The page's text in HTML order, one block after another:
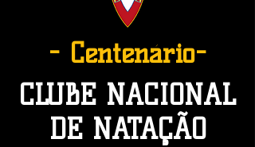
- Centenário-
CLUBE NACIONAL
DE NATAÇÃO